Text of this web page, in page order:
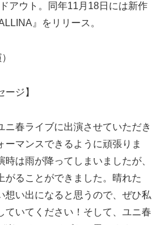
アウト。同年11月18日には新作
』をリリース。
ージ】
ニ春ライブに出演させていただき
ーマンスできるように頑張りま
は雨が降ってしまいましたが、
がることができました。晴れた
想い出になると思うので、ぜひ私
ていてください！そして、ユニ春